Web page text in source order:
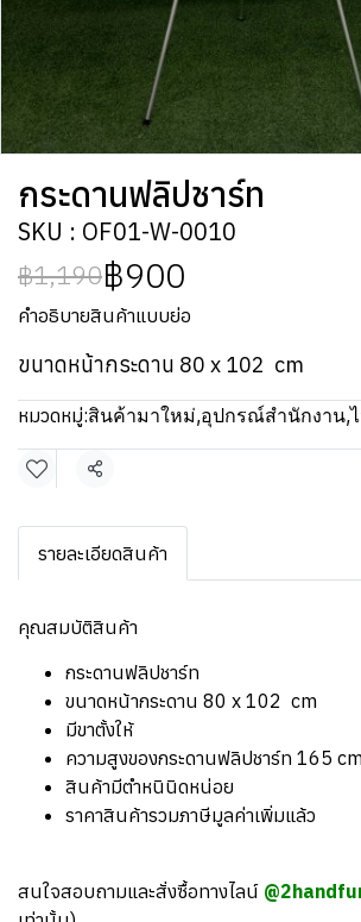
กระดานฟลิปชาร์ท
SKU : OF01-W-0010
฿1,190฿900
คำอธิบายสินค้าแบบย่อ
ขนาดหน้ากระดาน 80 x 102 cm
หมวดหมู่:สินค้ามาใหม่,อุปกรณ์สำนักงาน,
แชร์
รายละเอียดสินค้า
คุณสมบัติสินค้า
กระดานฟลิปชาร์ท
ขนาดหน้ากระดาน 80 x 102 cm
มีขาตั้งให้
ความสูงของกระดานฟลิปชาร์ท 165
สินค้ามีตำหนินิดหน่อย
ราคาสินค้ารวมภาษีมูลค่าเพิ่มแล้ว
สนใจสอบถามและสั่งซื้อทางไลน์